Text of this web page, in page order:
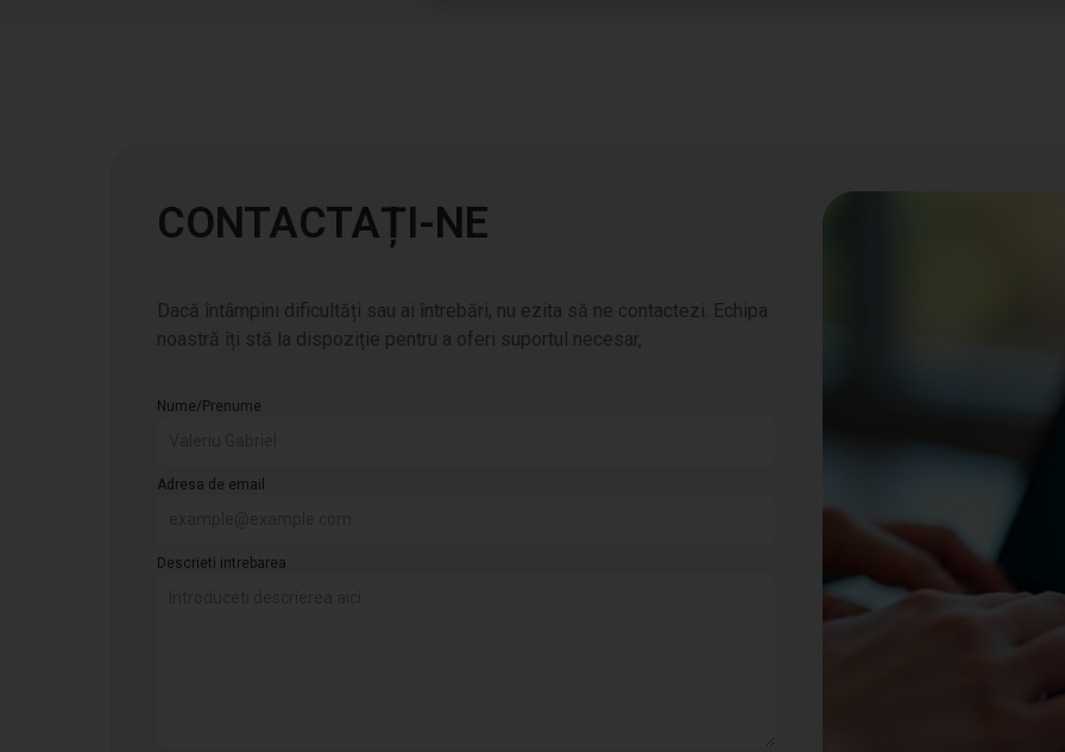
CONTACTAȚI-NE
Dacă întâmpini dificultăți sau ai întrebări, nu ezita să ne contactezi. Echipa
noastră îți stă la dispoziție pentru a oferi suportul necesar,
Nume/Prenume
Adresa de email
Descrieti intrebarea